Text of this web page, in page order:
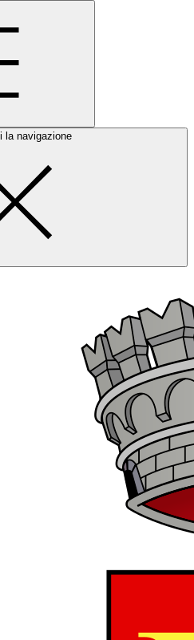
la navigazione